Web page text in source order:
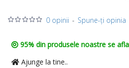
0 opinii - Spune-ţi opinia